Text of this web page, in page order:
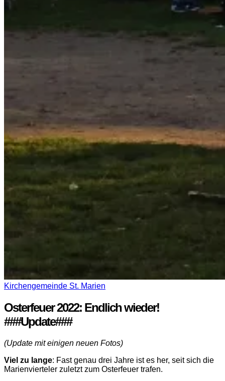
Kirchengemeinde St. Marien
Osterfeuer 2022: Endlich wieder!
###Update###
(Update mit einigen neuen Fotos)
Viel zu lange: Fast genau drei Jahre ist es her, seit sich die
Marienvierteler zuletzt zum Osterfeuer trafen.